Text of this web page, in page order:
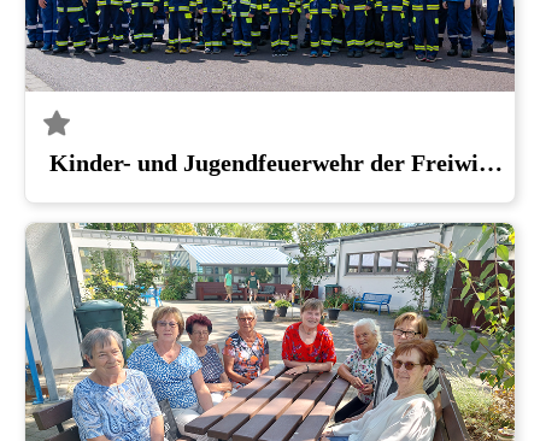
Kinder- und Jugendfeuerwehr der Freiwilligen Feuerwehr Magdeburg-Rothensee